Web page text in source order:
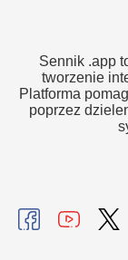
Sennik .app
tworzenie
Platforma
poprzez